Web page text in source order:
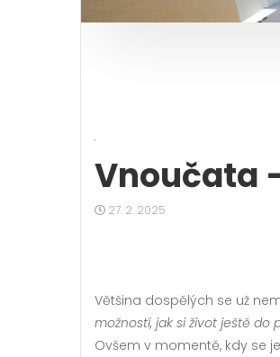
Vnoučata
27. 2. 2025
Většina dospělých se už
možností, jak si život ještě
Ovšem v momentě, kdy se